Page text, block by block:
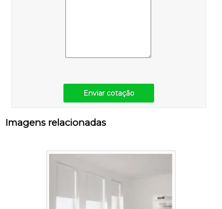
Enviar cotação
Imagens relacionadas